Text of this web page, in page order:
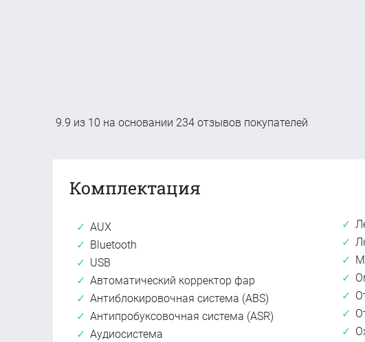
9.9 из 10 на основании 234отзывов покупателей
Комплектация
AUX
Bluetooth
USB
Автоматический корректор фар
Антиблокировочная система (ABS)
Антипробуксовочная система (ASR)
Аудиосистема